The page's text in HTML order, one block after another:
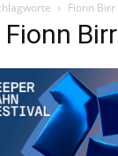
Fionn Birr
Fionn Birr